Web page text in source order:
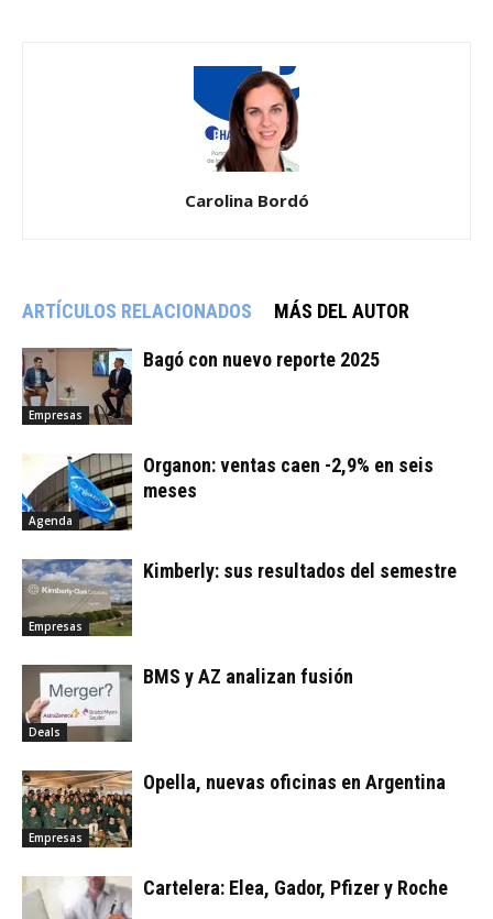
Carolina Bordó
ARTÍCULOS RELACIONADOS MÁS DEL AUTOR
Empresas
Bagó con nuevo reporte 2025
Agenda
Organon: ventas caen -2,9% en seis
meses
Empresas
Kimberly: sus resultados del semestre
Deals
BMS y AZ analizan fusión
Empresas
Opella, nuevas oficinas en Argentina
Cartelera: Elea, Gador, Pfizer y Roche